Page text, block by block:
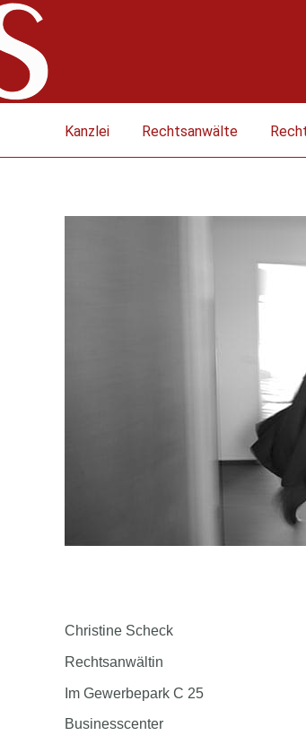
Kanzlei Rechtsanwälte
Christine Scheck
Rechtsanwältin
Im Gewerbepark C 25
Businesscenter